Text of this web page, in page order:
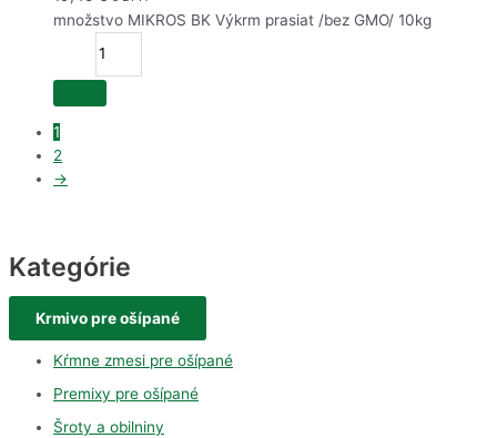
Kategórie
Krmivo pre ošípané
Kŕmne zmesi pre ošípané
Premixy pre ošípané
Šroty a obilniny
množstvo MIKROS BK Výkrm prasiat /bez GMO/ 10kg
1
2
→